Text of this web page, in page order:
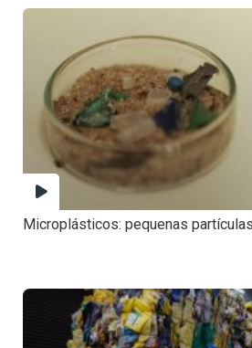
Microplásticos: pequenas